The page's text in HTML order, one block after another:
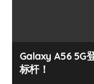
Galaxy A56 5G
标杆！